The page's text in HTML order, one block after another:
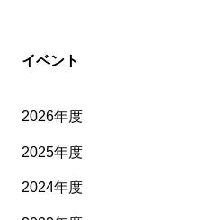
イベント
2026年度
2025年度
2024年度